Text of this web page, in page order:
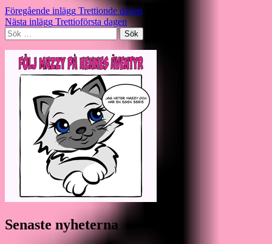
Inläggsnavigering
Föregående inlägg Trettionde dagen
Nästa inlägg Trettioförsta dagen
Sök
efter:
Senaste nyheterna